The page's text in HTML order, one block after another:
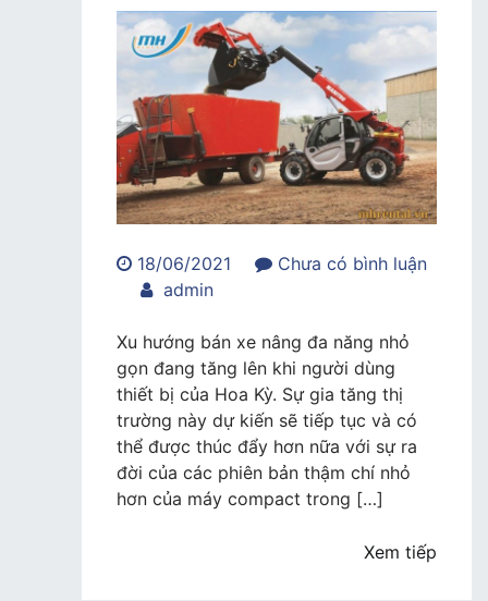
18/06/2021
Chưa có bình luận
trong
nâng
đa
năng
nhỏ
gọn
trở
nên
admin
Xu hướng bán xe nâng đa năng nhỏ
gọn đang tăng lên khi người dùng
thiết bị của Hoa Kỳ. Sự gia tăng thị
trường này dự kiến sẽ tiếp tục và có
thể được thúc đẩy hơn nữa với sự ra
đời của các phiên bản thậm chí nhỏ
hơn của máy compact trong […]
Xem tiếp